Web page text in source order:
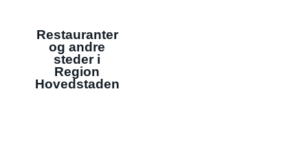
Restauranter
og andre
steder i
Region
Hovedstaden